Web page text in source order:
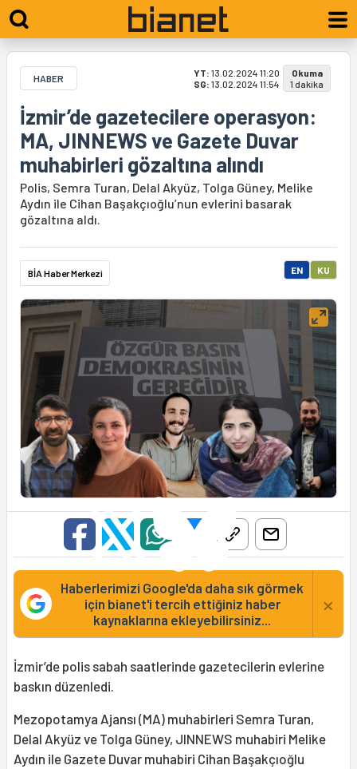
HABER YT: 13.02.2024 11:20
SG: 13.02.2024 11:54
Okuma
1 dakika
İzmir’de gazetecilere operasyon:
MA, JINNEWS ve Gazete Duvar
muhabirleri gözaltına alındı
Polis, Semra Turan, Delal Akyüz, Tolga Güney, Melike
Aydın ile Cihan Başakçıoğlu’nun evlerini basarak
gözaltına aldı.
BİA Haber Merkezi EN KU
Haberlerimizi Google'da daha sık görmek
için bianet'i tercih ettiğiniz haber
kaynaklarına ekleyebilirsiniz...
×
İzmir’de polis sabah saatlerinde gazetecilerin evlerine
baskın düzenledi.
Mezopotamya Ajansı (MA) muhabirleri Semra Turan,
Delal Akyüz ve Tolga Güney, JINNEWS muhabiri Melike
Aydın ile Gazete Duvar muhabiri Cihan Başakçıoğlu